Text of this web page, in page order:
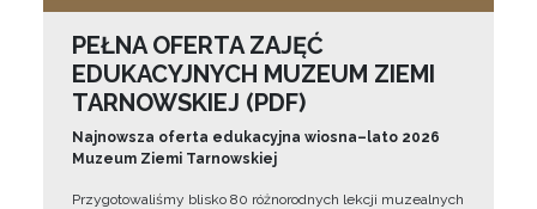
PEŁNA OFERTA ZAJĘĆ
EDUKACYJNYCH MUZEUM ZIEMI
TARNOWSKIEJ (PDF)
Najnowsza oferta edukacyjna wiosna–lato 2026
Muzeum Ziemi Tarnowskiej
Przygotowaliśmy blisko 80 różnorodnych lekcji muzealnych